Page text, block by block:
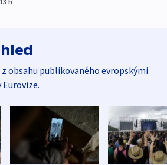
z obsahu publikovaného evropskými